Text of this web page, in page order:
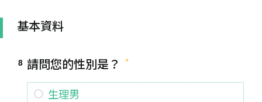
基本資料
8 請問您的性別是？
生理男